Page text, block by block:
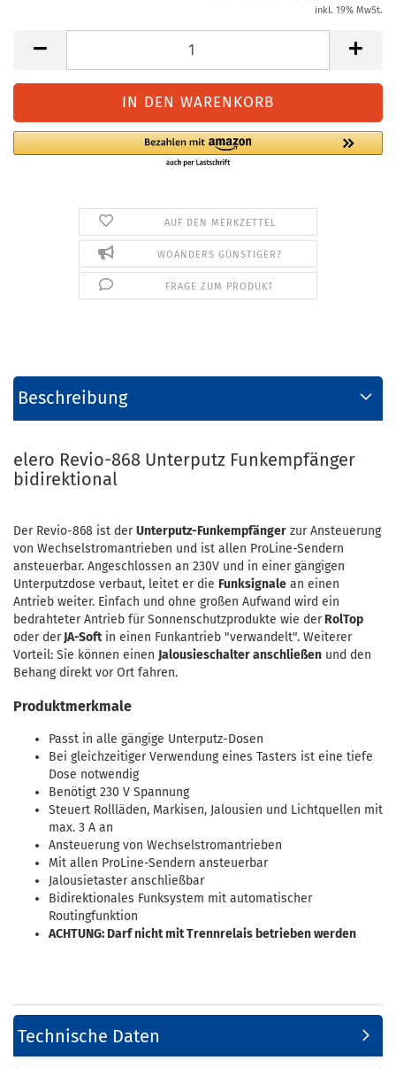
inkl. 19% MwSt.
AUF DEN MERKZETTEL
WOANDERS GÜNSTIGER?
FRAGE ZUM PRODUKT
Beschreibung
elero Revio-868 Unterputz Funkempfänger
bidirektional
Der Revio-868 ist derUnterputz-Funkempfänger zur Ansteuerung
von Wechselstromantrieben und ist allen ProLine-Sendern
ansteuerbar. Angeschlossen an 230V und in einer gängigen
Unterputzdose verbaut, leitet er die Funksignale an einen
Antrieb weiter. Einfach und ohne großen Aufwand wird ein
bedrahteter Antrieb für Sonnenschutzprodukte wie derRolTop
oder derJA-Softin einen Funkantrieb "verwandelt". Weiterer
Vorteil: Sie können einen Jalousieschalter anschließen und den
Behang direkt vor Ort fahren.
Produktmerkmale
Passt in alle gängige Unterputz-Dosen
Bei gleichzeitiger Verwendung eines Tasters ist eine tiefe
Dose notwendig
Benötigt 230 V Spannung
Steuert Rollläden, Markisen, Jalousien und Lichtquellen mit
max. 3 A an
Ansteuerung von Wechselstromantrieben
Mit allen ProLine-Sendern ansteuerbar
Jalousietaster anschließbar
Bidirektionales Funksystem mit automatischer
Routingfunktion
ACHTUNG: Darf nicht mit Trennrelais betrieben werden
Technische Daten